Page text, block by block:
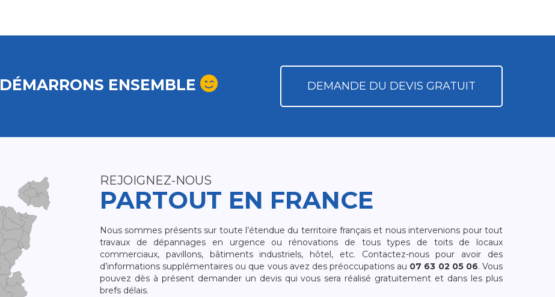
DÉMARRONS ENSEMBLE DEMANDE DU DEVIS GRATUIT
REJOIGNEZ-NOUS
PARTOUT EN FRANCE
Nous sommes présents sur toute l’étendue du territoire français et nous intervenions pour tout
travaux de dépannages en urgence ou rénovations de tous types de toits de locaux
commerciaux, pavillons, bâtiments industriels, hôtel, etc. Contactez-nous pour avoir des
d’informations supplémentaires ou que vous avez des préoccupations au 07 63 02 05 06. Vous
pouvez dès à présent demander un devis qui vous sera réalisé gratuitement et dans les plus
brefs délais.